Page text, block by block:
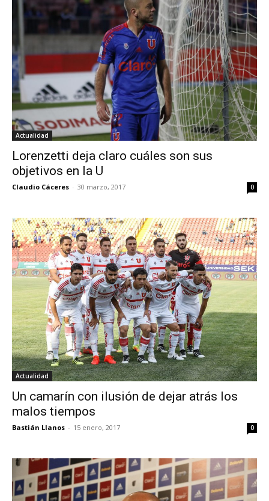
Actualidad
Lorenzetti deja claro cuáles son sus
objetivos en la U
Claudio Cáceres - 30 marzo, 2017 0
Actualidad
Un camarín con ilusión de dejar atrás los
malos tiempos
Bastián Llanos - 15 enero, 2017 0